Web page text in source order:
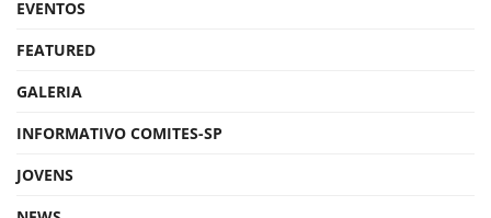
EVENTOS
FEATURED
GALERIA
INFORMATIVO COMITES-SP
JOVENS